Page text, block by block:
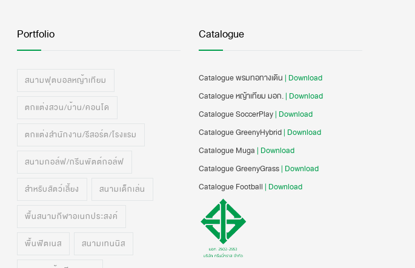
Portfolio
สนามฟุตบอลหญ้าเทียม
ตกแต่งสวน/บ้าน/คอนโด
ตกแต่งสำนักงาน/รีสอร์ต/โรงแรม
สนามกอล์ฟ/กรีนพัตต์กอล์ฟ
สำหรับสัตว์เลี้ยง สนามเด็กเล่น
พื้นสนามกีฬาอเนกประสงค์
พื้นฟิตเนส สนามเทนนิส
Catalogue
Catalogue พรมทอทางเดิน | Download
Catalogue หญ้าเทียม มอก.| Download
Catalogue SoccerPlay| Download
Catalogue GreenyHybrid| Download
Catalogue Muga | Download
Catalogue GreenyGrass| Download
Catalogue Football | Download